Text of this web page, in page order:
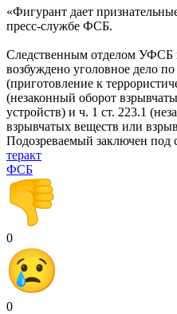
«Фигурант дает
пресс-службе ФСБ.
Следственным отделом УФСБ
возбуждено уголовное дело
(приготовление к
(незаконный оборот
устройств) и ч. 1 ст. 223.1
взрывчатых веществ или
Подозреваемый заключен под
теракт
ФСБ
0
0